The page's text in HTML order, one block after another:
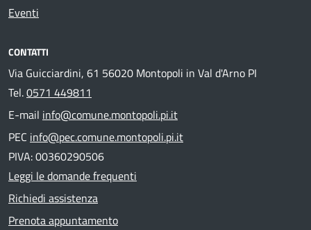
Eventi
CONTATTI
Via Guicciardini, 61 56020 Montopoli in Val d'Arno PI
Tel.0571 449811
E-mail info@comune.montopoli.pi.it
PEC info@pec.comune.montopoli.pi.it
PIVA: 00360290506
Leggi le domande frequenti
Richiedi assistenza
Prenota appuntamento